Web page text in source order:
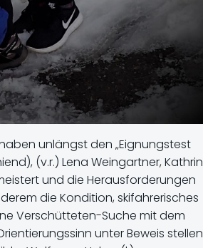
unlängst den „Eignungstest
(v.r.) Lena Weingartner, Kathrin
und die Herausforderungen
die Kondition, skifahrerisches
Verschütteten-Suche mit dem
unter Beweis stellen